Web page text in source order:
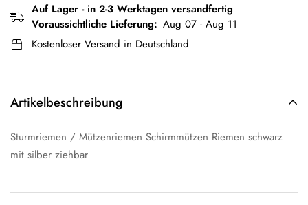
Auf Lager - in 2-3 Werktagen versandfertig
Voraussichtliche Lieferung: Aug 07 - Aug 11
Kostenloser Versand in Deutschland
Artikelbeschreibung
Sturmriemen / Mützenriemen Schirmmützen Riemen schwarz
mit silber ziehbar